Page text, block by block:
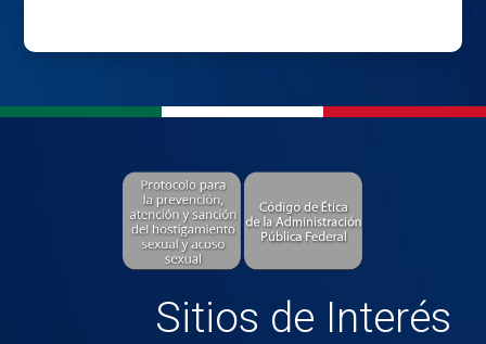
Sitios de Interés